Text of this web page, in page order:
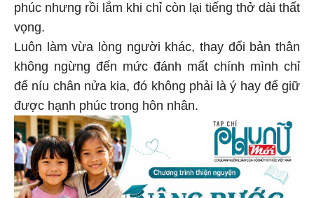
phúc nhưng rồi lắm khi chỉ còn lại tiếng thở dài thất
vọng.
Luôn làm vừa lòng người khác, thay đổi bản thân
không ngừng đến mức đánh mất chính mình chỉ
để níu chân nửa kia, đó không phải là ý hay để giữ
được hạnh phúc trong hôn nhân.